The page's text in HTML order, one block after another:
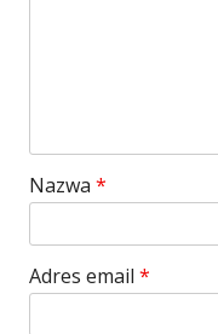
Nazwa *
Adres email *